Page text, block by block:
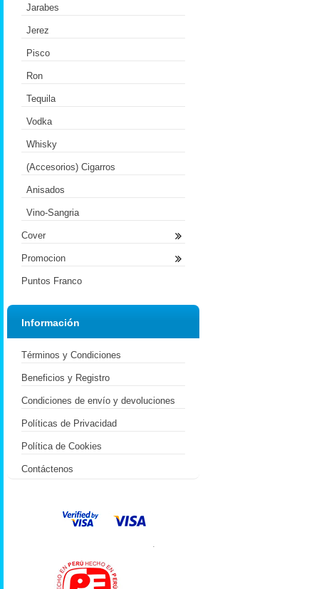
Jarabes
Jerez
Pisco
Ron
Tequila
Vodka
Whisky
(Accesorios) Cigarros
Anisados
Vino-Sangria
Cover
Promocion
Puntos Franco
Información
Términos y Condiciones
Beneficios y Registro
Condiciones de envío y devoluciones
Políticas de Privacidad
Política de Cookies
Contáctenos
.